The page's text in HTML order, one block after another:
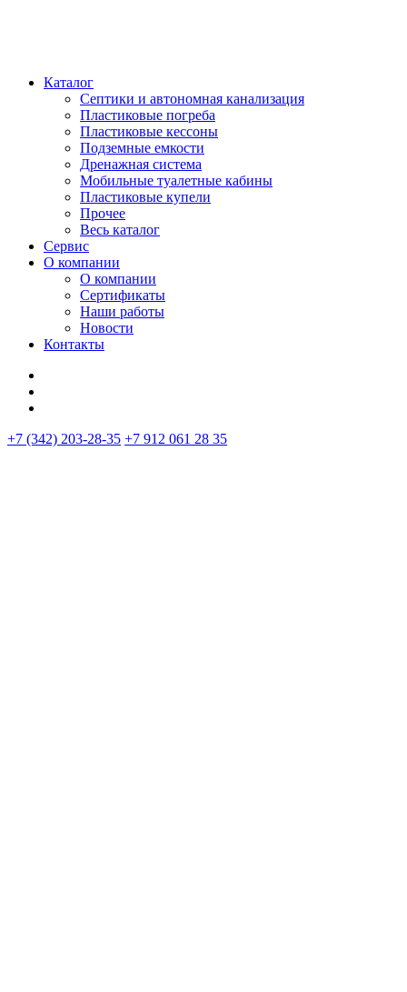
Каталог
Септики и автономная канализация
Пластиковые погреба
Пластиковые кессоны
Подземные емкости
Дренажная система
Мобильные туалетные кабины
Пластиковые купели
Прочее
Весь каталог
Сервис
О компании
О компании
Сертификаты
Наши работы
Новости
Контакты
+7 (342) 203-28-35 +7 912 061 28 35